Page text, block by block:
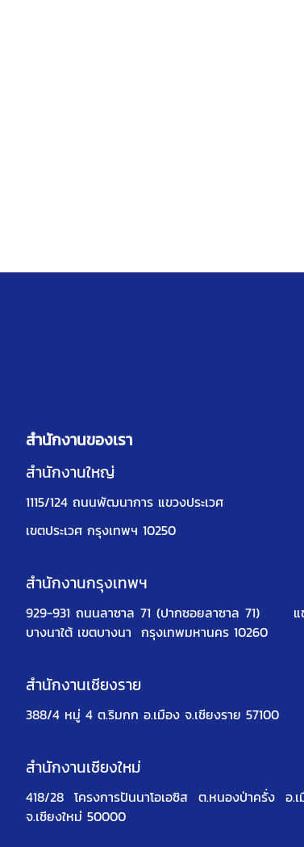
สำนักงานของเรา
สำนักงานใหญ่
1115/124 ถนนพัฒนาการ แขวงประเวศ
เขตประเวศ กรุงเทพฯ 10250
สำนักงานกรุงเทพฯ
929-931 ถนนลาซาล 71 (ปากซอยลาซาล 71)
บางนาใต้ เขตบางนา กรุงเทพมหานคร 10260
สำนักงานเชียงราย
388/4 หมู่ 4 ต.ริมกก อ.เมือง จ.เชียงราย 57100
สำนักงานเชียงใหม่
418/28 โครงการปันนาโอเอซิส ต.หนองป่าครั่ง อ.เ
จ.เชียงใหม่ 50000